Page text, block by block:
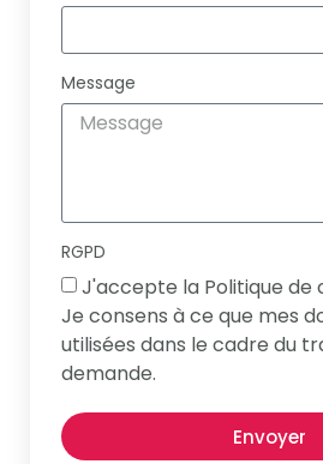
Message
RGPD
J'accepte la Politique de
Je consens à ce que mes
utilisées dans le cadre du
demande.
Envoyer